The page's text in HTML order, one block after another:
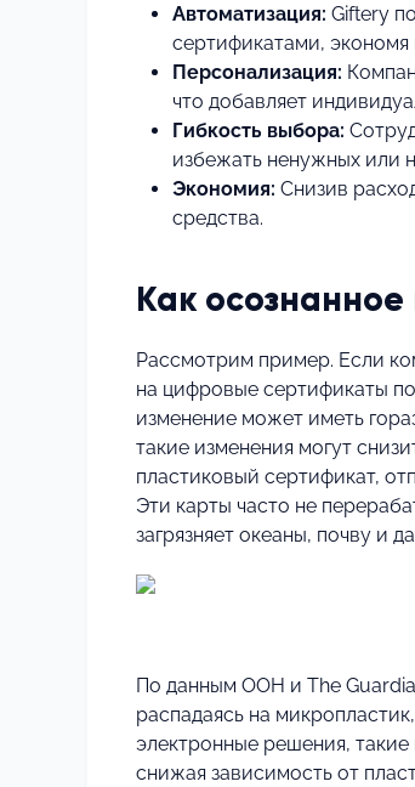
Автоматизация: Giftery
сертификатами,
Персонализация:
что добавляет
Гибкость выбора:
избежать ненужных или
Экономия: Снизив
средства.
Как
Рассмотрим пример. Если
на цифровые сертификаты
изменение может иметь
такие изменения могут
пластиковый сертификат,
Эти карты часто не
загрязняет океаны, почву и
По данным ООН и The
распадаясь на
электронные решения,
снижая зависимость от